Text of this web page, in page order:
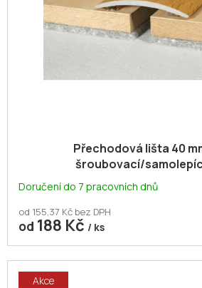
Přechodová lišta 40
šroubovací/samolepící
Doručení do 7 pracovních dnů
od 155,37 Kč bez DPH
od 188 Kč / ks
Akce